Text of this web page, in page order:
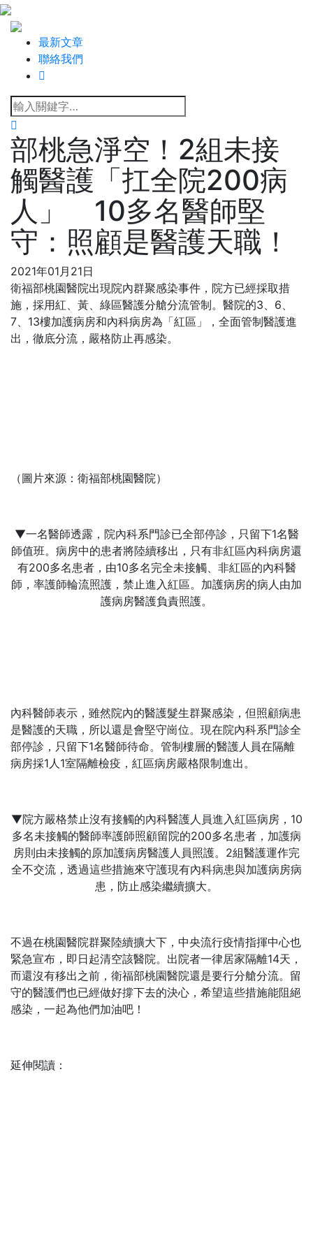
最新文章
聯絡我們
部桃急淨空！2組未接
觸醫護「扛全院200病
人」 10多名醫師堅
守：照顧是醫護天職！
2021年01月21日
衛福部桃園醫院出現院內群聚感染事件，院方已經採取措
施，採用紅、黃、綠區醫護分艙分流管制。醫院的3、6、
7、13樓加護病房和內科病房為「紅區」，全面管制醫護進
出，徹底分流，嚴格防止再感染。
（圖片來源：衛福部桃園醫院）
▼一名醫師透露，院內科系門診已全部停診，只留下1名醫
師值班。病房中的患者將陸續移出，只有非紅區內科病房還
有200多名患者，由10多名完全未接觸、非紅區的內科醫
師，率護師輪流照護，禁止進入紅區。加護病房的病人由加
護病房醫護負責照護。
內科醫師表示，雖然院內的醫護髮生群聚感染，但照顧病患
是醫護的天職，所以還是會堅守崗位。現在院內科系門診全
部停診，只留下1名醫師待命。管制樓層的醫護人員在隔離
病房採1人1室隔離檢疫，紅區病房嚴格限制進出。
▼院方嚴格禁止沒有接觸的內科醫護人員進入紅區病房，10
多名未接觸的醫師率護師照顧留院的200多名患者，加護病
房則由未接觸的原加護病房醫護人員照護。2組醫護運作完
全不交流，透過這些措施來守護現有內科病患與加護病房病
患，防止感染繼續擴大。
不過在桃園醫院群聚陸續擴大下，中央流行疫情指揮中心也
緊急宣布，即日起清空該醫院。出院者一律居家隔離14天，
而還沒有移出之前，衛福部桃園醫院還是要行分艙分流。留
守的醫護們也已經做好撐下去的決心，希望這些措施能阻絕
感染，一起為他們加油吧！
延伸閱讀：